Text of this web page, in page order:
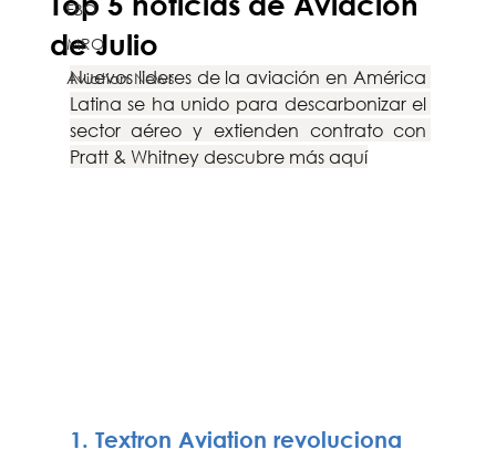
FBO
MRO
Aviation News
de Julio
Nuevos lideres de la aviación en América
Latina se ha unido para descarbonizar el
sector aéreo y extienden contrato con
Pratt & Whitney descubre más aquí
1. Textron Aviation revoluciona